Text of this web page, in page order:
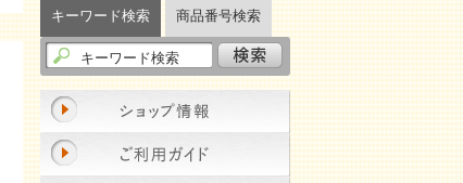
キーワード検索 商品番号検索